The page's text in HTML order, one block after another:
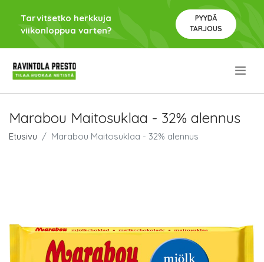
Tarvitsetko herkkuja
viikonloppua varten?
PYYDÄ
TARJOUS
Marabou Maitosuklaa - 32% alennus
Etusivu Marabou Maitosuklaa - 32% alennus